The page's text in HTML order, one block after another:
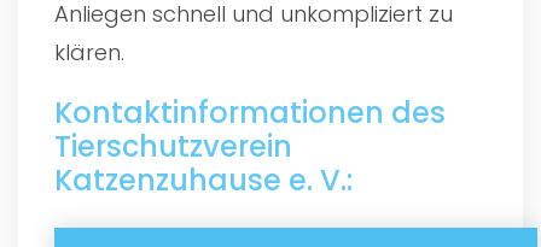
Anliegen schnell und unkompliziert zu
klären.
Kontaktinformationen des
Tierschutzverein
Katzenzuhause e. V.: